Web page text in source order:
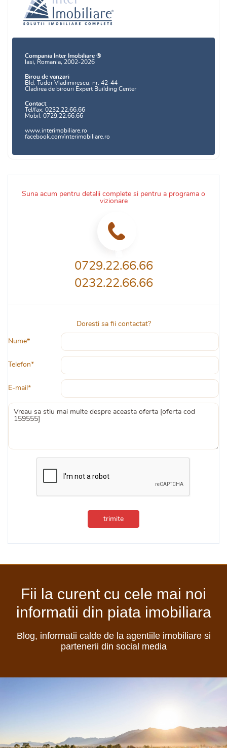
Suna acum pentru detalii complete si pentru a programa o
vizionare
0729.22.66.66
0232.22.66.66
Doresti sa fii contactat?
Nume*
Telefon*
E-mail*
trimite
Compania Inter Imobiliare ®
Iasi, Romania, 2002-2026
Birou de vanzari
Bld. Tudor Vladimirescu, nr. 42-44
Cladirea de birouri Expert Building Center
Contact
Tel/fax: 0232.22.66.66
Mobil: 0729.22.66.66
www.interimobiliare.ro
facebook.com/interimobiliare.ro
Fii la curent cu cele mai noi
informatii din piata imobiliara
Blog, informatii calde de la agentiile imobiliare si
partenerii din social media